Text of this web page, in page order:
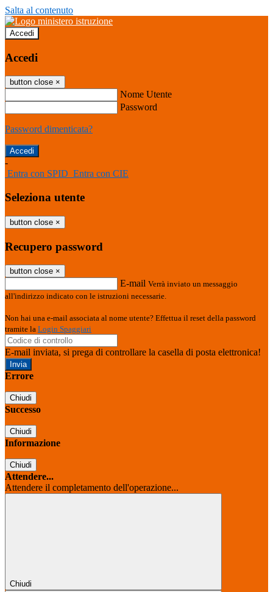
Salta al contenuto
Accedi
Accedi
button close ×
Nome Utente
Password
Password dimenticata?
-
Entra con SPID Entra con CIE
Seleziona utente
button close ×
Recupero password
button close ×
E-mail Verrà inviato un messaggio
all'indirizzo indicato con le istruzioni necessarie.
Non hai una e-mail associata al nome utente? Effettua il reset della password
tramite la Login Spaggiari
E-mail inviata, si prega di controllare la casella di posta elettronica!
Errore
Chiudi
Successo
Chiudi
Informazione
Chiudi
Attendere...
Attendere il completamento dell'operazione...
Chiudi